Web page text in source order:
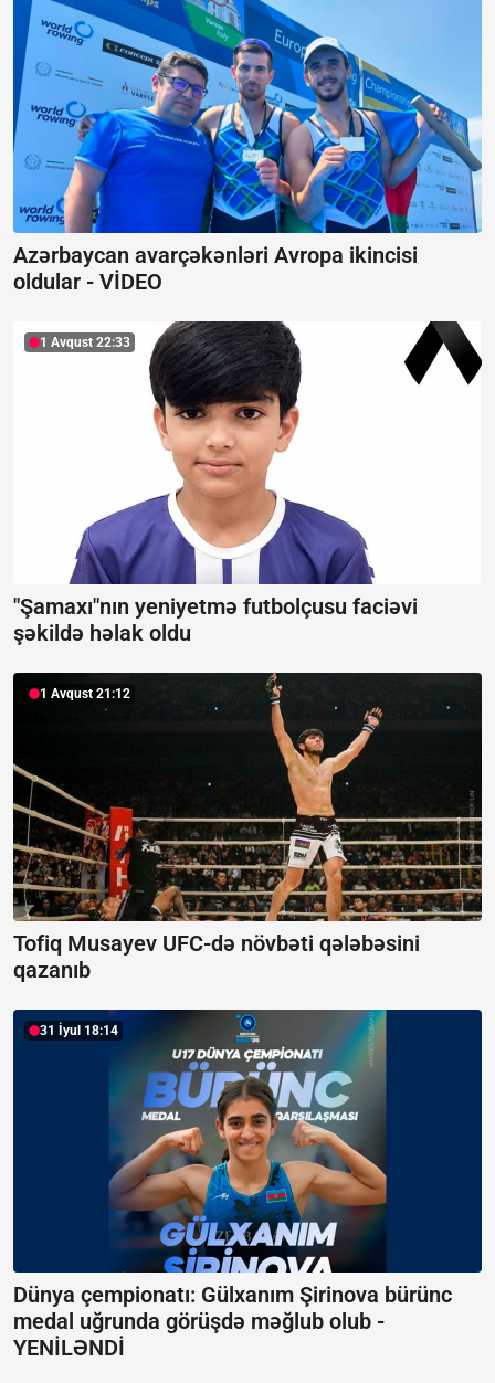
Azərbaycan avarçəkənləri Avropa ikincisi
oldular - VİDEO
1 Avqust 22:33
"Şamaxı"nın yeniyetmə futbolçusu faciəvi
şəkildə həlak oldu
1 Avqust 21:12
Tofiq Musayev UFC-də növbəti qələbəsini
qazanıb
31 İyul 18:14
Dünya çempionatı: Gülxanım Şirinova bürünc
medal uğrunda görüşdə məğlub olub -
YENİLƏNDİ